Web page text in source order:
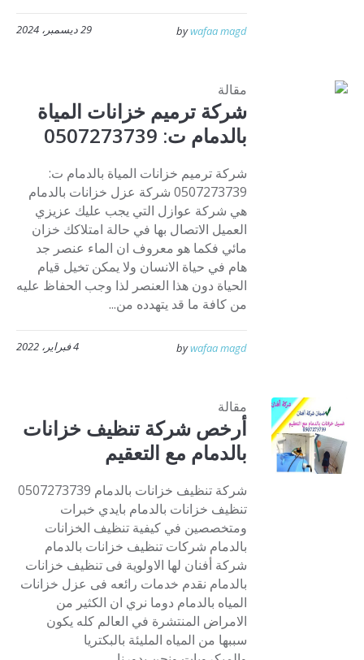
29 ديسمبر، 2024 bywafaa magd
مقالة
شركة ترميم خزانات المياة
بالدمام ت: 0507273739
شركة ترميم خزانات المياة بالدمام ت:
0507273739 شركة عزل خزانات بالدمام
هي شركة عوازل التي يجب عليك عزيزي
العميل الاتصال بها في حالة امتلاكك خزان
مائي فكما هو معروف ان الماء عنصر جد
هام في حياة الانسان ولا يمكن تخيل قيام
الحياة دون هذا العنصر لذا وجب الحفاظ عليه
من كافة ما قد يتهدده من...
4 فبراير، 2022 bywafaa magd
مقالة
أرخص شركة تنظيف خزانات
بالدمام مع التعقيم
شركة تنظيف خزانات بالدمام 0507273739
تنظيف خزانات بالدمام بايدي خبرات
ومتخصصين في كيفية تنظيف الخزانات
بالدمام شركات تنظيف خزانات بالدمام
شركة أفنان لها الاولوية فى تنظيف خزانات
بالدمام نقدم خدمات رائعه فى عزل خزانات
المياه بالدمام دوما نري ان الكثير من
الامراض المنتشرة في العالم كله يكون
سببها من المياه المليئة بالبكتريا